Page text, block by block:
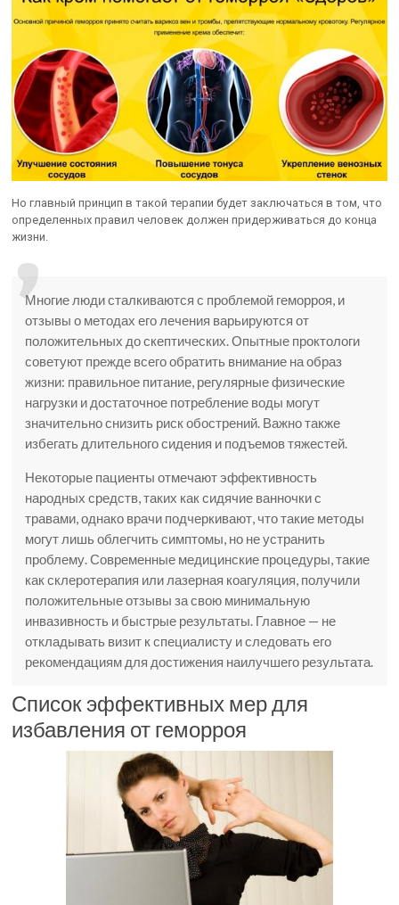
Но главный принцип в такой терапии будет заключаться в том, что
определенных правил человек должен придерживаться до конца
жизни.
Многие люди сталкиваются с проблемой геморроя, и
отзывы о методах его лечения варьируются от
положительных до скептических. Опытные проктологи
советуют прежде всего обратить внимание на образ
жизни: правильное питание, регулярные физические
нагрузки и достаточное потребление воды могут
значительно снизить риск обострений. Важно также
избегать длительного сидения и подъемов тяжестей.
Некоторые пациенты отмечают эффективность
народных средств, таких как сидячие ванночки с
травами, однако врачи подчеркивают, что такие методы
могут лишь облегчить симптомы, но не устранить
проблему. Современные медицинские процедуры, такие
как склеротерапия или лазерная коагуляция, получили
положительные отзывы за свою минимальную
инвазивность и быстрые результаты. Главное — не
откладывать визит к специалисту и следовать его
рекомендациям для достижения наилучшего результата.
Список эффективных мер для
избавления от геморроя